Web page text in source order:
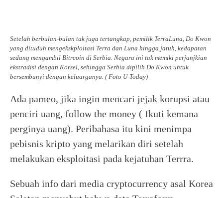
Setelah berbulan-bulan tak juga tertangkap, pemilik TerraLuna, Do Kwon
yang dituduh mengekskploitasi Terra dan Luna hingga jatuh, kedapatan
sedang mengambil Bitrcoin di Serbia. Negara ini tak memiki perjanjkian
ekstradisi dengan Korsel, sehingga Serbia dipilih Do Kwon untuk
bersembunyi dengan keluarganya. ( Foto U-Today)
Ada pameo, jika ingin mencari jejak korupsi atau
penciri uang, follow the money ( Ikuti kemana
perginya uang). Peribahasa itu kini menimpa
pebisnis kripto yang melarikan diri setelah
melakukan eksploitasi pada kejatuhan Terrra.
Sebuah info dari media cryptocurrency asal Korea